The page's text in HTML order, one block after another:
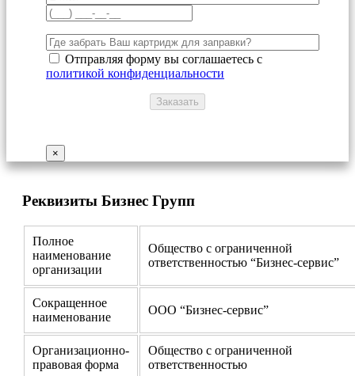
Отправляя форму вы соглашаетесь с
политикой конфиденциальности
×
Реквизиты Бизнес Групп
Полное
наименование
организации
Общество с ограниченной
ответственностью “Бизнес-сервис”
Сокращенное
наименование
ООО “Бизнес-сервис”
Организационно-
правовая форма
Общество с ограниченной
ответственностью